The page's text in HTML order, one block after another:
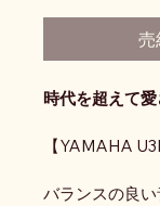
売
時代を超えて
【YAMAHA
バランスの良